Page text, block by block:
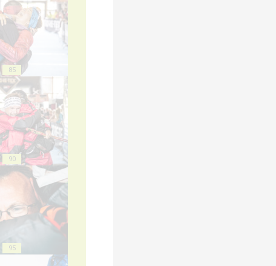
85
90
95